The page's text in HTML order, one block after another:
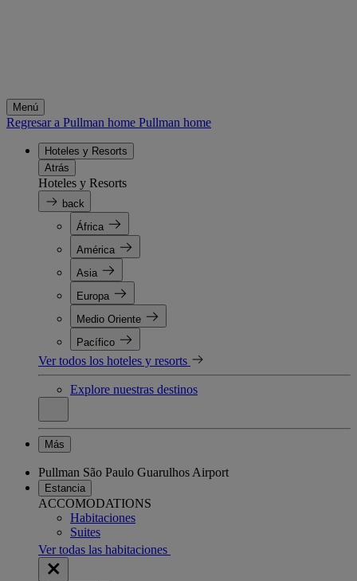
Menú
Regresar a Pullman home Pullman home
Hoteles y Resorts
Atrás
Hoteles y Resorts
back
África
América
Asia
Europa
Medio Oriente
Pacífico
Ver todos los hoteles y resorts
Explore nuestras destinos
Más
Pullman São Paulo Guarulhos Airport
Estancia
ACCOMODATIONS
Habitaciones
Suites
Ver todas las habitaciones